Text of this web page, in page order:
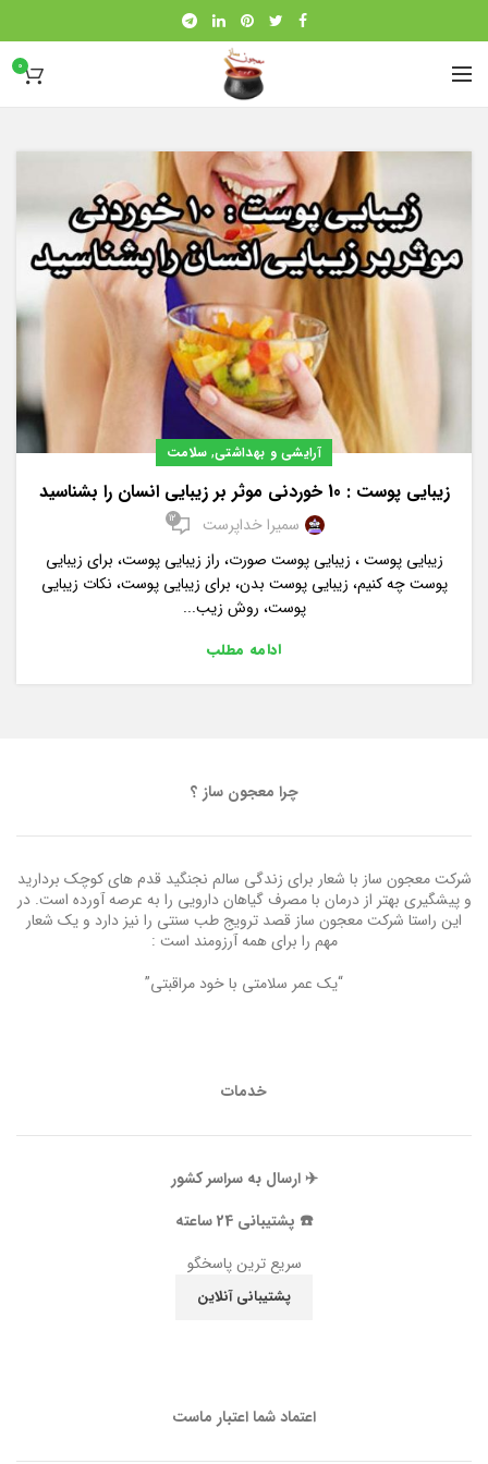
0
آرایشی و بهداشتی, سلامت
زیبایی پوست : 10 خوردنی موثر بر زیبایی انسان را بشناسید
سمیرا خداپرست 12
زیبایی پوست ، زیبایی پوست صورت، راز زیبایی پوست، برای زیبایی
پوست چه کنیم، زیبایی پوست بدن، برای زیبایی پوست، نکات زیبایی
پوست، روش زیب...
ادامه مطلب
چرا معجون ساز ؟
شرکت معجون ساز با شعار برای زندگی سالم نجنگید قدم های کوچک بردارید
و پیشگیری بهتر از درمان با مصرف گیاهان دارویی را به عرصه آورده است. در
این راستا شرکت معجون ساز قصد ترویج طب سنتی را نیز دارد و یک شعار
مهم را برای همه آرزومند است :
“یک عمر سلامتی با خود مراقبتی”
خدمات
✈️ ارسال به سراسر کشور
☎️ پشتیبانی 24 ساعته
سریع ترین پاسخگو
پشتیبانی آنلاین
اعتماد شما اعتبار ماست